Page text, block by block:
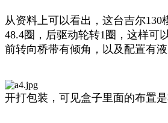
从资料上可以看出，这台吉尔
48.4圈，后驱动轮转1圈，这样可
前转向桥带有倾角，以及配置有
开打包装，可见盒子里面的布置